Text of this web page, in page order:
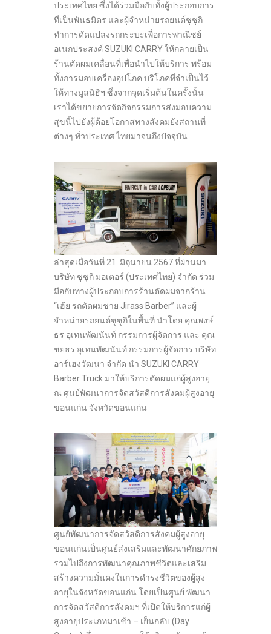
ประเทศไทย ซึ่งได้ร่วมมือกับทั้งผู้ประกอบการ
ที่เป็นพันธมิตร และผู้จำหน่ายรถยนต์ซูซูกิ
ทำการดัดแปลงรถกระบะเพื่อการพาณิชย์
อเนกประสงค์ SUZUKI CARRY ให้กลายเป็น
ร้านตัดผมเคลื่อนที่เพื่อนำไปให้บริการ พร้อม
ทั้งการมอบเครื่องอุปโภค บริโภคที่จำเป็นไว้
ให้ทางมูลนิธิฯ ซึ่งจากจุดเริ่มต้นในครั้งนั้น
เราได้ขยายการจัดกิจกรรมการส่งมอบความ
สุขนี้ไปยังผู้ด้อยโอกาสทางสังคมยังสถานที่
ต่างๆ ทั่วประเทศ ไทยมาจนถึงปัจจุบัน
ล่าสุดเมื่อวันที่ 21 มิถุนายน 2567 ที่ผ่านมา
บริษัท ซูซูกิ มอเตอร์ (ประเทศไทย) จำกัด ร่วม
มือกับทางผู้ประกอบการร้านตัดผมจากร้าน
“เฮ้ย รถตัดผมชาย Jirass Barber” และผู้
จำหน่ายรถยนต์ซูซูกิในพื้นที่ นำโดย คุณพงษ์
ธร อุเทนพัฒนันท์ กรรมการผู้จัดการ และ คุณ
ชยธร อุเทนพัฒนันท์ กรรมการผู้จัดการ บริษัท
อาร์เฮงวัฒนา จำกัด นำ SUZUKI CARRY
Barber Truck มาให้บริการตัดผมแก่ผู้สูงอายุ
ณ ศูนย์พัฒนาการจัดสวัสดิการสังคมผู้สูงอายุ
ขอนแก่น จังหวัดขอนแก่น
ศูนย์พัฒนาการจัดสวัสดิการสังคมผู้สูงอายุ
ขอนแก่นเป็นศูนย์ส่งเสริมและพัฒนาศักยภาพ
รวมไปถึงการพัฒนาคุณภาพชีวิตและเสริม
สร้างความมั่นคงในการดำรงชีวิตของผู้สูง
อายุในจังหวัดขอนแก่น โดยเป็นศูนย์ พัฒนา
การจัดสวัสดิการสังคมฯ ที่เปิดให้บริการแก่ผู้
สูงอายุประเภทมาเช้า – เย็นกลับ (Day